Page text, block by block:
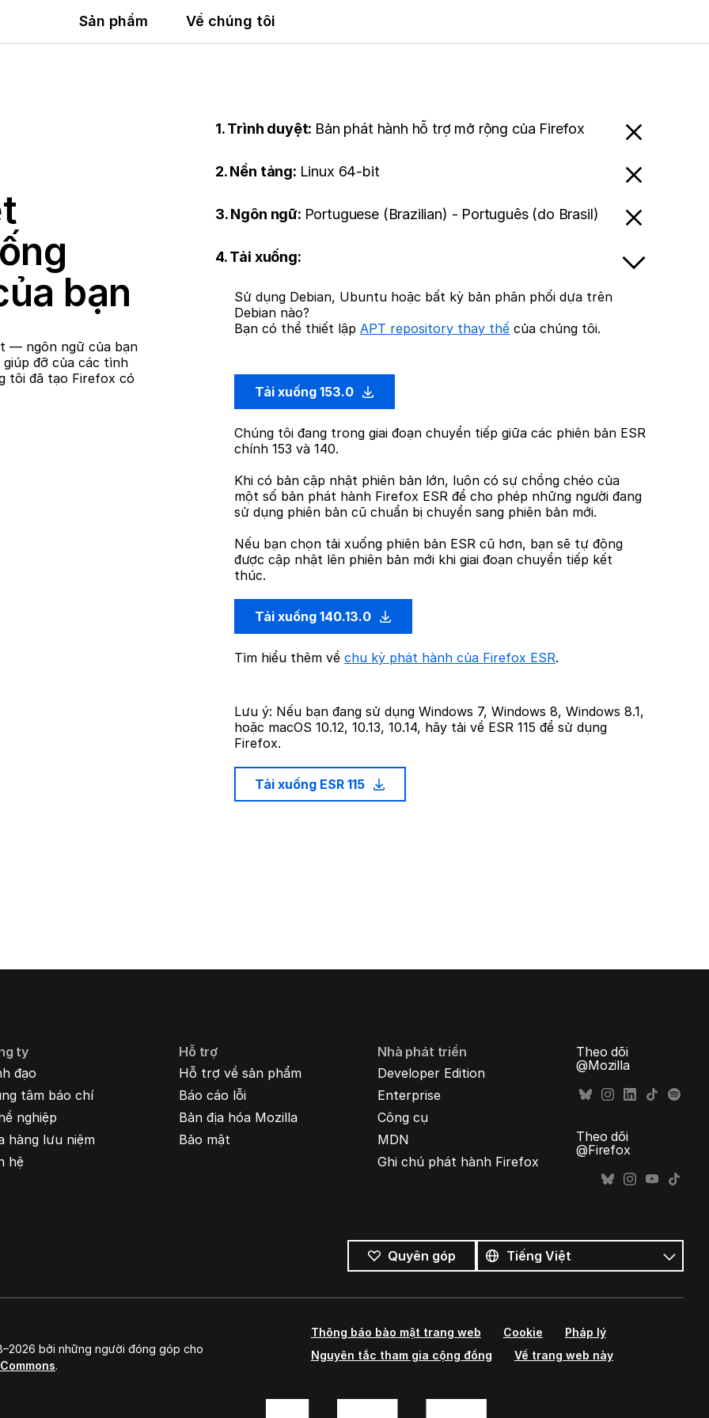
Sản phẩm Về chúng tôi
bạn
— ngôn ngữ của bạn
đỡ của các tình
tôi đã tạo Firefox có
1. Trình duyệt: Bản phát hành hỗ trợ mở rộng của Firefox
2. Nền tảng: Linux 64-bit
3. Ngôn ngữ: Portuguese (Brazilian) - Português (do Brasil)
4. Tải xuống:
Sử dụng Debian, Ubuntu hoặc bất kỳ bản phân phối dựa trên
Debian nào?
Bạn có thể thiết lập APT repository thay thế của chúng tôi.
Tải xuống 153.0
Chúng tôi đang trong giai đoạn chuyển tiếp giữa các phiên bản ESR
chính 153 và 140.
Khi có bản cập nhật phiên bản lớn, luôn có sự chồng chéo của
một số bản phát hành Firefox ESR để cho phép những người đang
sử dụng phiên bản cũ chuẩn bị chuyển sang phiên bản mới.
Nếu bạn chọn tải xuống phiên bản ESR cũ hơn, bạn sẽ tự động
được cập nhật lên phiên bản mới khi giai đoạn chuyển tiếp kết
thúc.
Tải xuống 140.13.0
Tìm hiểu thêm về chu kỳ phát hành của Firefox ESR.
Lưu ý: Nếu bạn đang sử dụng Windows 7, Windows 8, Windows 8.1,
hoặc macOS 10.12, 10.13, 10.14, hãy tải về ESR 115 để sử dụng
Firefox.
Tải xuống ESR 115
ty
đạo
tâm báo chí
nghiệp
hàng lưu niệm
hệ
Hỗ trợ
Hỗ trợ về sản phẩm
Báo cáo lỗi
Bản địa hóa Mozilla
Bảo mật
Nhà phát triển
Developer Edition
Enterprise
Công cụ
MDN
Ghi chú phát hành Firefox
Theo dõi
@Mozilla
Theo dõi
@Firefox
Quyên góp
cả
ngôn
ngữ
Ngôn
ngữ
bởi những người đóng góp cho
.
Thông báo bảo mật trang web Cookie
Pháp lý
Nguyên tắc tham gia cộng đồng
Về trang web này